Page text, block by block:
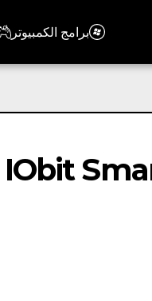
برامج الكمبيوتر